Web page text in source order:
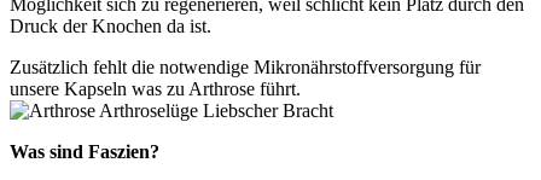
Druck der Knochen da ist.
Zusätzlich fehlt die notwendige Mikronährstoffversorgung für
unsere Kapseln was zu Arthrose führt.
Was sind Faszien?